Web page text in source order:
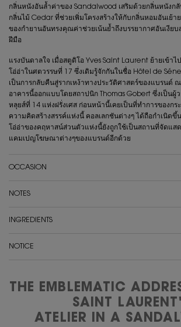
กลิ่นหนังอันล้ำค่าของ Sandalwood เสริมด้วยกลิ่นหนังก
กลิ่นไม้ Cedar ที่ช่วยเพิ่มโครงสร้างให้กับกลิ่นหอมอันเย้
ของกำยานอันทรงคุณค่าช่วยเน้นย้ำถึงบรรยากาศอันเงียบ
ฝีมือ
แรงบันดาลใจ เมื่อสตูดิโอ Yves Saint Laurent ย้ายเข้า
โอ่อ่าในศตวรรษที่ 17 ซึ่งเดิมรู้จักกันในชื่อ Hôtel de
เป็นการกลับคืนสู่รากเหง้าทางประวัติศาสตร์ของแบรนด์
อาคารนี้ออกแบบโดยสถาปนิก Thomas Gobert ซึ่งเป็นผู้ว
หลุยส์ที่ 14 แห่งฝรั่งเศส ก่อนหน้านี้เคยเป็นที่ทำการของกร
ความคิดสร้างสรรค์แห่งนี้ คอลเลกชันต่างๆ ได้ถือกำเนิดขึ้
โอ่อ่าของคฤหาสน์ส่วนตัวแห่งนี้ยังถูกใช้เป็นสถานที่จัดแส
แคมเปญโฆษณาต่างๆของแบรนด์อีกด้วย
OCCASION
NOTES
INGREDIENTS
NOTICE
THE EMBLEMATIC
SAINT
ATELIER IN A